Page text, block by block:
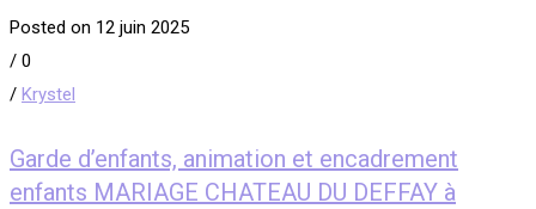
Posted on 12 juin 2025
/ 0
/ Krystel
Garde d’enfants, animation et encadrement
enfants MARIAGE CHATEAU DU DEFFAY à